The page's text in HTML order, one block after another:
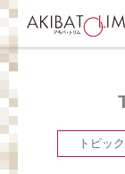
トピッ